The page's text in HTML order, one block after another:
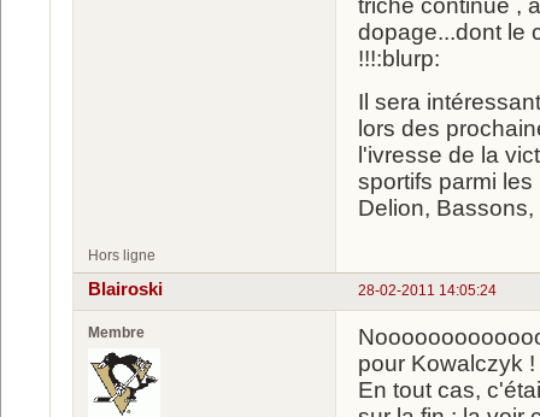
dopage...dont le
!!!:blurp:
Il sera
lors des
l'ivresse de la
sportifs parmi
Delion, Bassons,
Hors ligne
28-02-2011 14:05:24
Blairoski
Membre
pour Kowalczyk !
En tout cas,